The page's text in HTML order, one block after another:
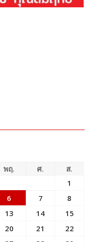
พฤ. ศ.
ส.
1
6 7
8
13 14
15
20 21
22